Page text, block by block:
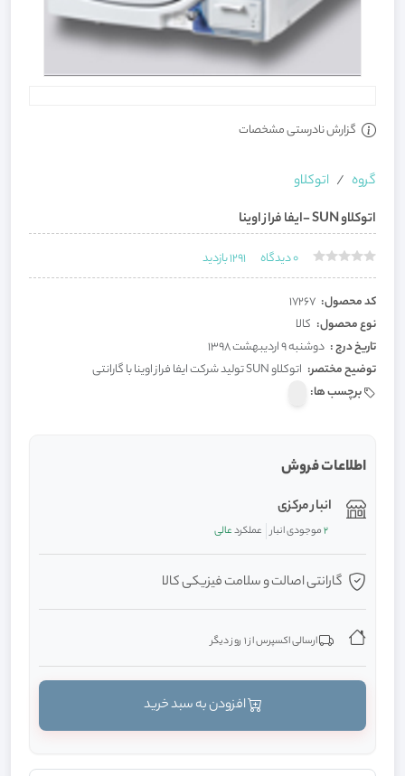
گزارش نادرستی مشخصات
گروه
اتوکلاو
اتوکلاو SUN -ایفا فراز اوینا
0دیدگاه 1291بازدید
کد محصول: 17267
نوع محصول: کالا
تاریخ درج : دوشنبه 9 اردیبهشت 1398
توضیح مختصر: اتوکلاو SUN تولید شرکت ایفا فراز اوینا با گارانتی
برچسب ها:
اطلاعات فروش
انبار مرکزی
2موجودی انبار عملکردعالی
گارانتی اصالت و سلامت فیزیکی کالا
ارسالی اکسپرس از 1 روز دیگر